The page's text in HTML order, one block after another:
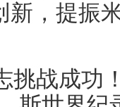
新，提振